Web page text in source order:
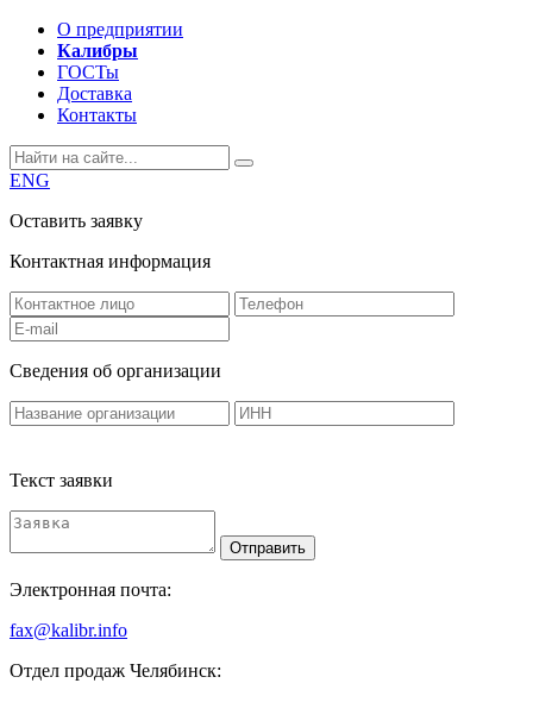
О предприятии
Калибры
ГОСТы
Доставка
Контакты
ENG
Оставить заявку
Контактная информация
Сведения об организации
Текст заявки
Отправить
Электронная почта:
fax@kalibr.info
Отдел продаж Челябинск: